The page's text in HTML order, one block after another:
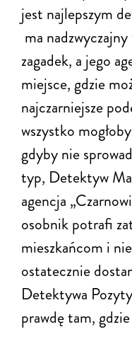
jest najlepszym
ma
zagadek, a jego
miejsce, gdzie
najczarniejsze
wszystko
gdyby nie
typ, Detektyw
agencja
osobnik potrafi
mieszkańcom i
ostatecznie
Detektywa
prawdę tam,